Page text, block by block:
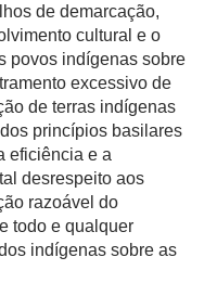
de demarcação,
cultural e o
povos indígenas sobre
excessivo de
de terras indígenas
princípios basilares
eficiência e a
desrespeito aos
razoável do
todo e qualquer
indígenas sobre as